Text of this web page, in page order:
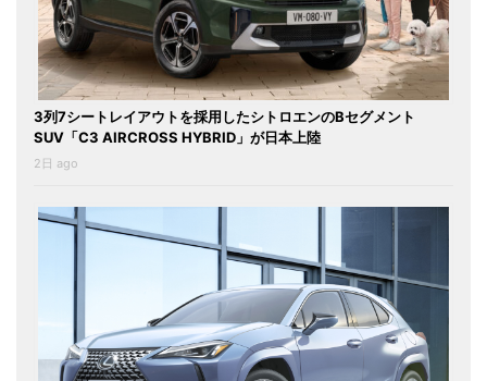
3列7シートレイアウトを採用したシトロエンのBセグメント
SUV「C3 AIRCROSS HYBRID」が日本上陸
2日 ago